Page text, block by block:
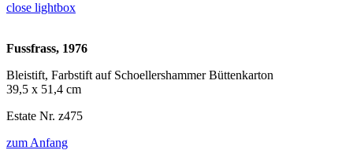
close lightbox
Fussfrass, 1976
Bleistift, Farbstift auf Schoellershammer Büttenkarton
39,5 x 51,4 cm
Estate Nr. z475
zum Anfang